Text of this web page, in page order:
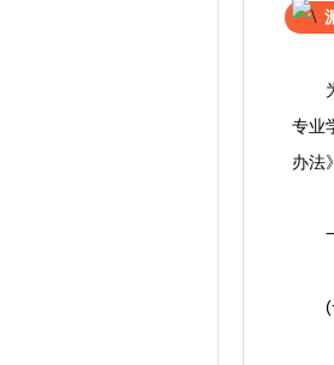
为
专业
办法
一
(一)